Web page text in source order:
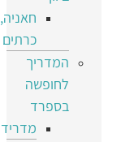
חאניה,
כרתים
המדריך
לחופשה
בספרד
מדריד